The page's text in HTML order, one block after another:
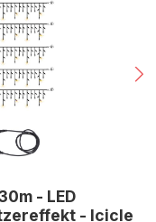
- LED
- Icicle